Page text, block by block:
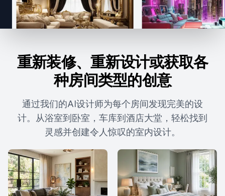
重新装修、重新设计或获取各
种房间类型的创意
通过我们的AI设计师为每个房间发现完美的设
计。从浴室到卧室，车库到酒店大堂，轻松找到
灵感并创建令人惊叹的室内设计。